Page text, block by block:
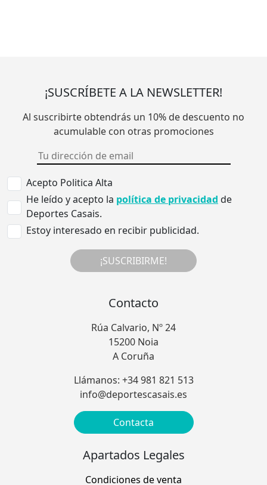
¡SUSCRÍBETE A LA NEWSLETTER!
Al suscribirte obtendrás un 10% de descuento no
acumulable con otras promociones
Acepto Politica Alta
He leído y acepto la política de privacidad de
Deportes Casais.
Estoy interesado en recibir publicidad.
¡SUSCRIBIRME!
Contacto
Rúa Calvario, Nº 24
15200 Noia
A Coruña
Llámanos: +34 981 821 513
info@deportescasais.es
Contacta
Apartados Legales
Condiciones de venta